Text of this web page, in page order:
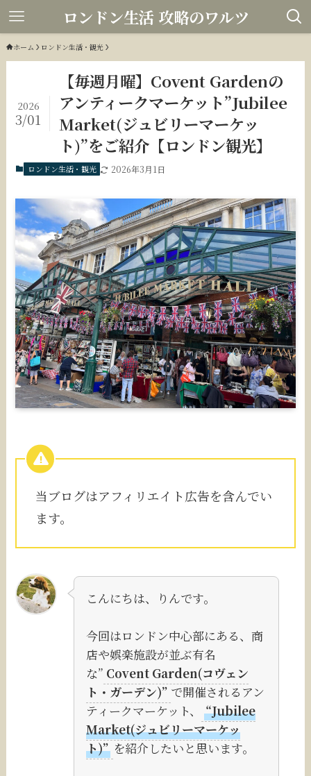
ロンドン生活 攻略のワルツ
ホーム ロンドン生活・観光
【毎週月曜】Covent Gardenの
アンティークマーケット”Jubilee
Market(ジュビリーマーケッ
ト)”をご紹介【ロンドン観光】
2026
3/01
ロンドン生活・観光 2026年3月1日
当ブログはアフィリエイト広告を含んでい
ます。
こんにちは、りんです。
今回はロンドン中心部にある、商
店や娯楽施設が並ぶ有名
な” Covent Garden(コヴェン
ト・ガーデン)” で開催されるアン
ティークマーケット、
“Jubilee
Market(ジュビリーマーケッ
ト)” を紹介したいと思います。